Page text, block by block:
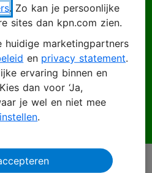
. Zo kan je persoonlijke
sites dan kpn.com zien.
huidige marketingpartners
en privacy statement.
ervaring binnen en
dan voor ‘Ja,
je wel en niet mee
.